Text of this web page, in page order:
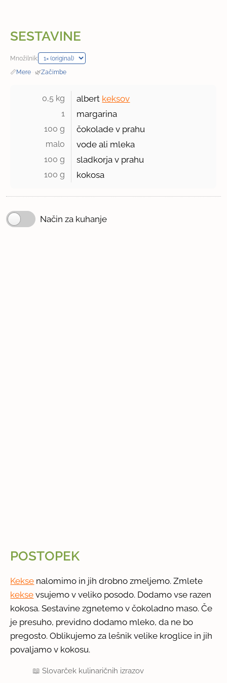
SESTAVINE
Množilnik:
📏Mere · 🌿Začimbe
0,5 kg albert keksov
1 margarina
100 g čokolade v prahu
malo vode ali mleka
100 g sladkorja v prahu
100 g kokosa
Način za kuhanje
POSTOPEK
Kekse nalomimo in jih drobno zmeljemo. Zmlete
kekse vsujemo v veliko posodo. Dodamo vse razen
kokosa. Sestavine zgnetemo v čokoladno maso. Če
je presuho, previdno dodamo mleko, da ne bo
pregosto. Oblikujemo za lešnik velike kroglice in jih
povaljamo v kokosu.
📖Slovarček kulinaričnih izrazov